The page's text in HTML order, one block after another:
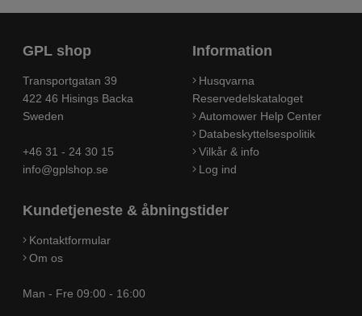
GPL shop
Transportgatan 39
422 46 Hisings Backa
Sweden
+46 31 - 24 30 15
info@gplshop.se
Information
Husqvarna
Reservedelskataloget
Automower Help Center
Databeskyttelsespolitik
Vilkår & info
Log ind
Kundetjeneste & åbningstider
Kontaktformular
Om os
Man - Fre 09:00 - 16:00